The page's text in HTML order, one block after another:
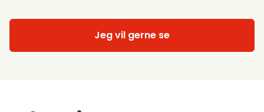
Jeg vil gerne se